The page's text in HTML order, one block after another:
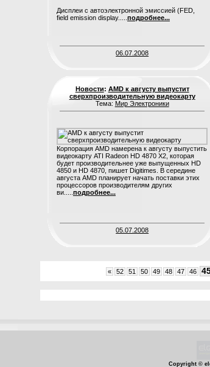
Дисплеи с автоэлектронной эмиссией (FED,
field emission display..... подробнее...
06.07.2008
Новости: AMD к августу выпустит
сверхпроизводительную видеокарту
Тема: Мир Электроники
Корпорация AMD намерена к августу выпустить
видеокарту ATI Radeon HD 4870 X2, которая
будет производительнее уже выпущенных HD
4850 и HD 4870, пишет Digitimes. В середине
августа AMD планирует начать поставки этих
процессоров производителям других
ви..... подробнее...
05.07.2008
« 52 51 50 49 48 47 46
Copyright ©